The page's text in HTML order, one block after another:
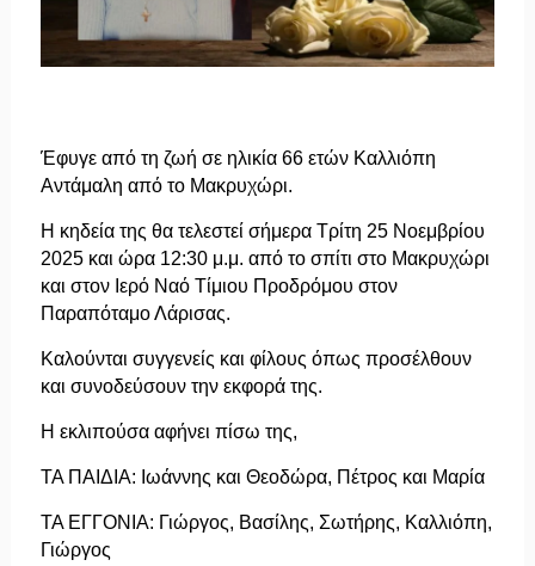
Έφυγε από τη ζωή σε ηλικία 66 ετών Καλλιόπη
Αντάμαλη από το Μακρυχώρι.
Η κηδεία της θα τελεστεί σήμερα Τρίτη 25 Νοεμβρίου
2025 και ώρα 12:30 μ.μ. από το σπίτι στο Μακρυχώρι
και στον Ιερό Ναό Τίμιου Προδρόμου στον
Παραπόταμο Λάρισας.
Καλούνται συγγενείς και φίλους όπως προσέλθουν
και συνοδεύσουν την εκφορά της.
Η εκλιπούσα αφήνει πίσω της,
ΤΑ ΠΑΙΔΙΑ: Ιωάννης και Θεοδώρα, Πέτρος και Μαρία
ΤΑ ΕΓΓΟΝΙΑ: Γιώργος, Βασίλης, Σωτήρης, Καλλιόπη,
Γιώργος